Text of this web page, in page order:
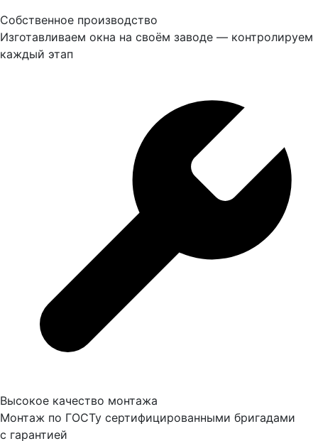
Собственное производство
Изготавливаем окна на своём заводе — контролируем
каждый этап
Высокое качество монтажа
Монтаж по ГОСТу сертифицированными бригадами
с гарантией